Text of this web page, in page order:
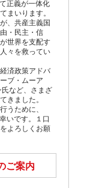
正義が一体化
まいります。
、共産主義国
・民主・信
世界を支配す
々を救ってい
済政策アドバ
ブ・ムーア
など、さまざ
きました。
うために、
いです。１口
よろしくお願
ご案内